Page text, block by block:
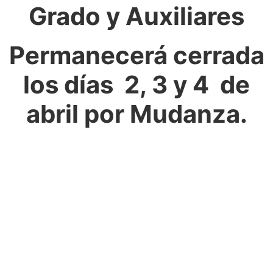
Grado y Auxiliares
Permanecerá cerrada
los días 2, 3 y 4 de
abril por Mudanza.